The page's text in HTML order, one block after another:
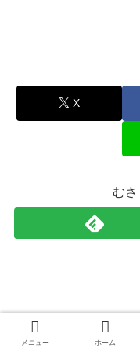
X
む
関連記事
メニュー ホーム